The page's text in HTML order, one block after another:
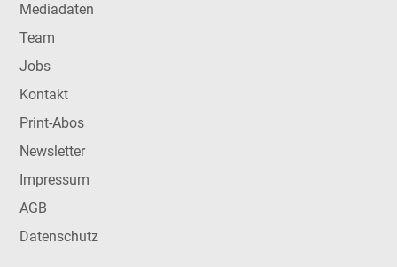
Mediadaten
Team
Jobs
Kontakt
Print-Abos
Newsletter
Impressum
AGB
Datenschutz